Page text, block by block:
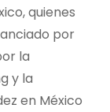
quienes
por
la
y la
en México